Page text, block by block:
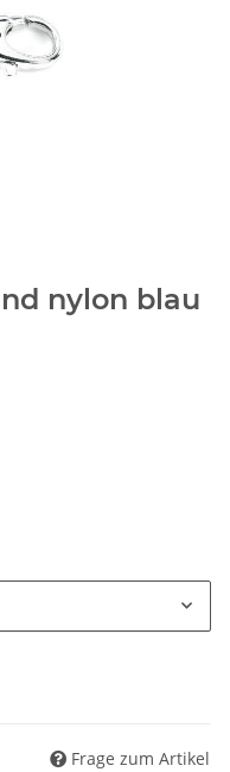
nylon blau
Frage zum Artikel